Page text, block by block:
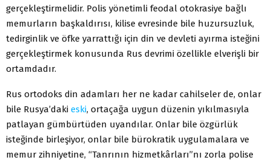
gerçekleştirmelidir. Polis yönetimli feodal otokrasiye bağlı
memurların başkaldırısı, kilise evresinde bile huzursuzluk,
tedirginlik ve öfke yarrattığı için din ve devleti ayırma isteğini
gerçekleştirmek konusunda Rus devrimi özellikle elverişli bir
ortamdadır.
Rus ortodoks din adamları her ne kadar cahilseler de, onlar
bile Rusya’daki eski, ortaçağa uygun düzenin yıkılmasıyla
patlayan gümbürtüden uyandılar. Onlar bile özgürlük
isteğinde birleşiyor, onlar bile bürokratik uygulamalara ve
memur zihniyetine, “Tanrının hizmetkârları”nı zorla polise